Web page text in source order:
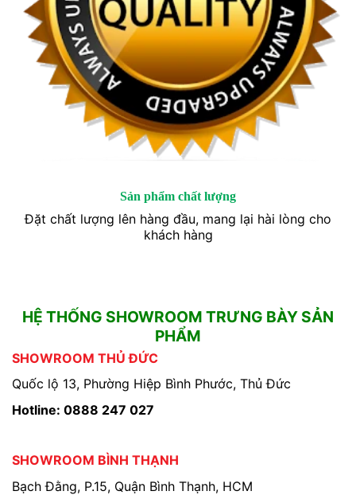
Sản phẩm chất lượng
Đặt chất lượng lên hàng đầu, mang lại hài lòng cho
khách hàng
HỆ THỐNG SHOWROOM TRƯNG BÀY SẢN
PHẨM
SHOWROOM THỦ ĐỨC
Quốc lộ 13, Phường Hiệp Bình Phước, Thủ Đức
Hotline: 0888 247 027
SHOWROOM BÌNH THẠNH
Bạch Đằng, P.15, Quận Bình Thạnh, HCM